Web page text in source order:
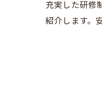
充実した研修
紹介します。